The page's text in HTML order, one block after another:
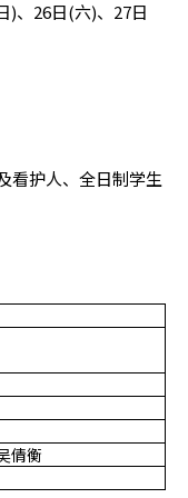
)、26日(六)、27日
看护人、全日制学生
倩衡